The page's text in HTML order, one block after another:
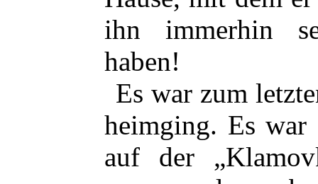
ihn immerhin
haben!
Es war zum
heimging. Es war
auf der